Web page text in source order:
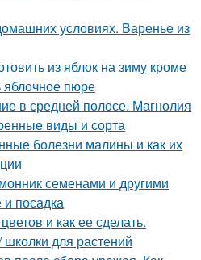
условиях. Варенье из
из яблок на зиму кроме
яблочное пюре
в средней полосе. Магнолия
виды и сорта
болезни малины и как их
семенами и другими
посадка
и как ее сделать.
школки для растений